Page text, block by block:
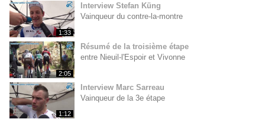
1:33
Interview Stefan Küng
Vainqueur du contre-la-montre
2:05
Résumé de la troisième étape
entre Nieuil-l'Espoir et Vivonne
1:12
Interview Marc Sarreau
Vainqueur de la 3e étape